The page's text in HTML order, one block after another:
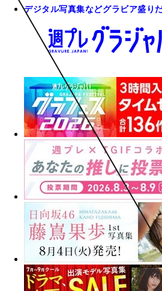
デジタル写真集などグラビア盛り